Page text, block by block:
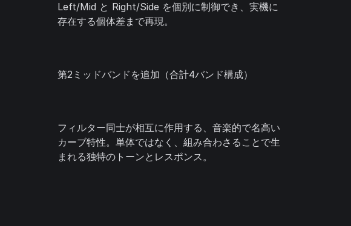
Left/Mid と Right/Side を個別に制御でき、実機に
存在する個体差まで再現。
第2ミッドバンドを追加（合計4バンド構成）
フィルター同士が相互に作用する、音楽的で名高い
カーブ特性。単体ではなく、組み合わさることで生
まれる独特のトーンとレスポンス。